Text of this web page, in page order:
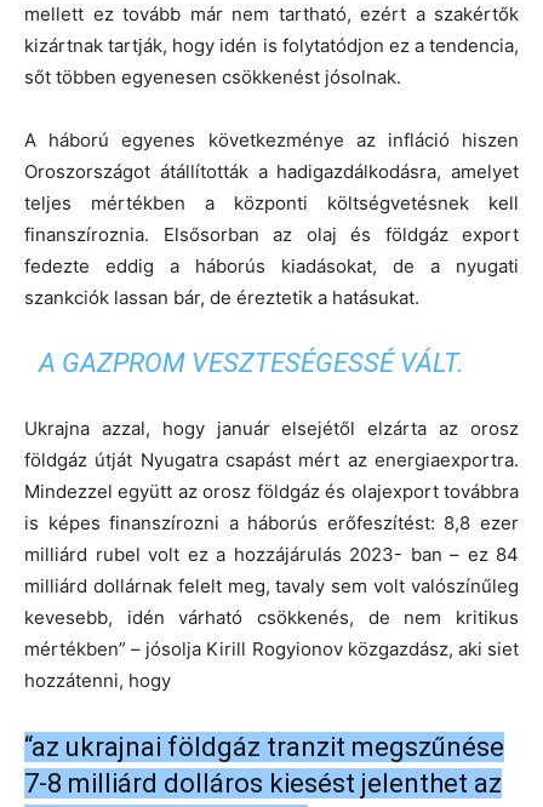
mellett ez tovább már nem tartható, ezért a szakértők
kizártnak tartják, hogy idén is folytatódjon ez a tendencia,
sőt többen egyenesen csökkenést jósolnak.
A háború egyenes következménye az infláció hiszen
Oroszországot átállították a hadigazdálkodásra, amelyet
teljes mértékben a központi költségvetésnek kell
finanszíroznia. Elsősorban az olaj és földgáz export
fedezte eddig a háborús kiadásokat, de a nyugati
szankciók lassan bár, de éreztetik a hatásukat.
A GAZPROM VESZTESÉGESSÉ VÁLT.
Ukrajna azzal, hogy január elsejétől elzárta az orosz
földgáz útját Nyugatra csapást mért az energiaexportra.
Mindezzel együtt az orosz földgáz és olajexport továbbra
is képes finanszírozni a háborús erőfeszítést: 8,8 ezer
milliárd rubel volt ez a hozzájárulás 2023- ban – ez 84
milliárd dollárnak felelt meg, tavaly sem volt valószínűleg
kevesebb, idén várható csökkenés, de nem kritikus
mértékben” – jósolja Kirill Rogyionov közgazdász, aki siet
hozzátenni, hogy
“az ukrajnai földgáz tranzit megszűnése
7-8 milliárd dolláros kiesést jelenthet az